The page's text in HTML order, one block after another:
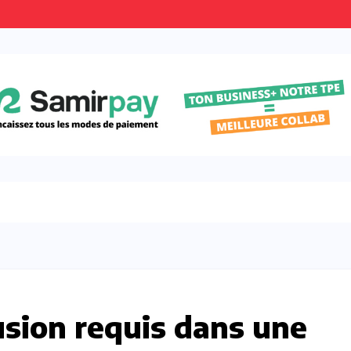
requis dans une